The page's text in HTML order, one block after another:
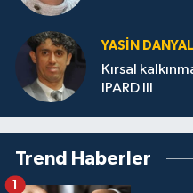
YASIN DANYAL
Kırsal
IPARD III
Trend Haberler
1